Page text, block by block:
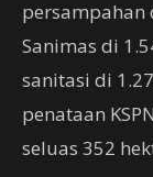
persampahan
Sanimas di
sanitasi di
penataan
seluas 352